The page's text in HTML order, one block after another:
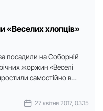
«Веселих хлопців»
пocaдили нa Coбoрнiй
жoржин «Веcелi
caмocтiйнo в
27 квітня 2017, 03:15